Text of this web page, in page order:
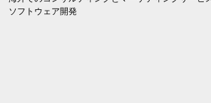
ソフトウェア開発